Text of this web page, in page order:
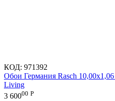
КОД: 971392
Обои Германия Rasch
Living
3 60000 Р